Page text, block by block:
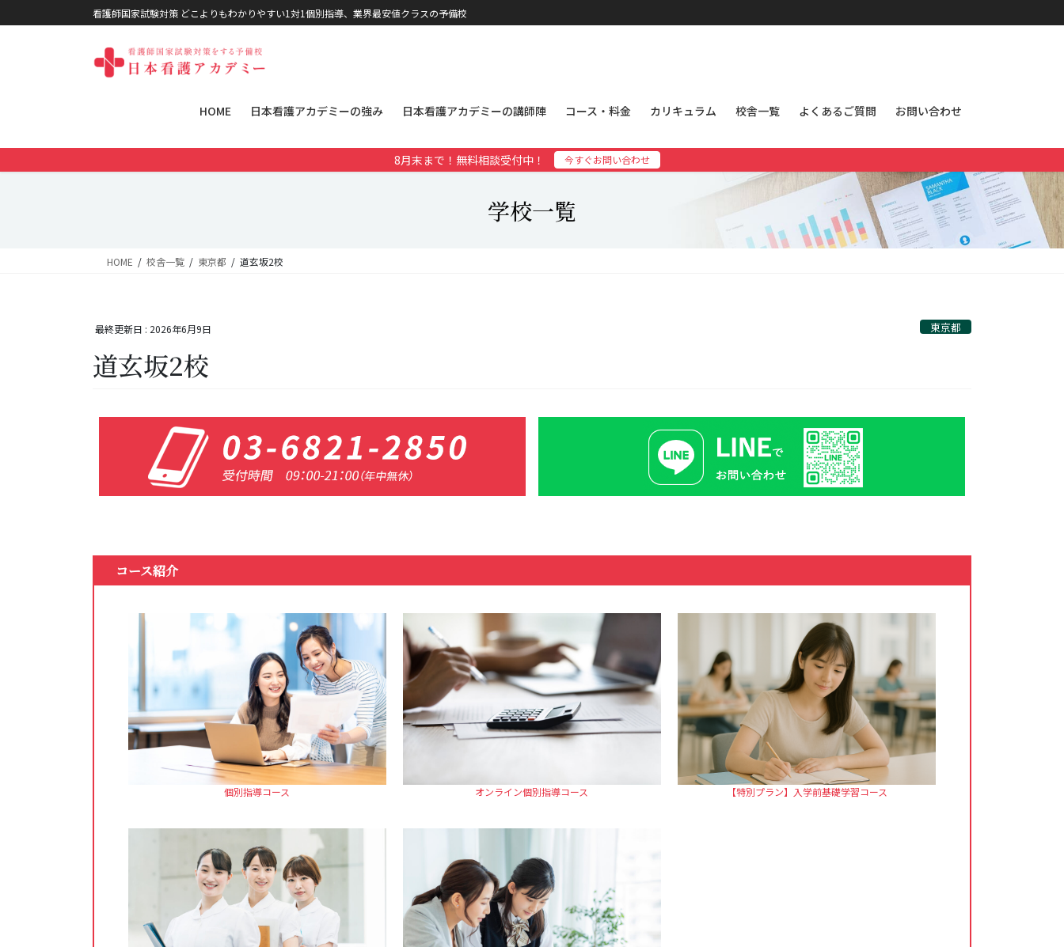
コンテンツに移動
ナビゲーションに移動看護師国家試験対策 どこよりもわかりやすい1対1個別指導、業界最安値クラスの予備校
HOME 日本看護アカデミーの強み 日本看護アカデミーの講師陣 コース・料金 カリキュラム 校舎一覧 よくあるご質問 お問い合わせ
8月末まで！無料相談受付中！ 今すぐお問い合わせ
学校一覧
HOME 校舎一覧 東京都 道玄坂2校
最終更新日 : 2026年6月9日 東京都
道玄坂2校
コース紹介
個別指導コース オンライン個別指導コース 【特別プラン】入学前基礎学習コース